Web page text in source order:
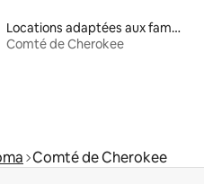
Locations adaptées aux familles
Comté de Cherokee
Comté de Cherokee